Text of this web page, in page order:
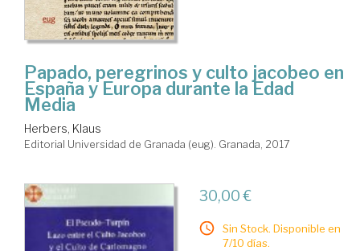
Papado, peregrinos y culto jacobeo en
España y Europa durante la Edad
Media
Herbers, Klaus
Editorial Universidad de Granada (eug). Granada, 2017
30,00 €
Sin Stock. Disponible en
7/10 días.